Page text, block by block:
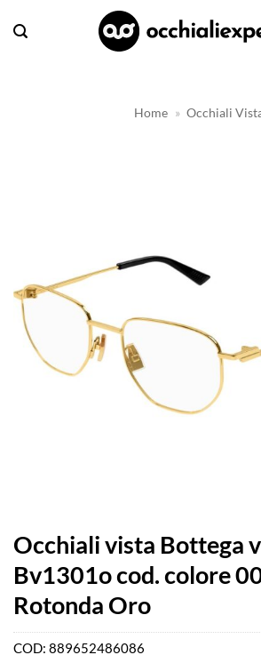
Home » Occhiali
Occhiali vista Bottega
Bv1301o cod. colore
Rotonda Oro
COD: 889652486086